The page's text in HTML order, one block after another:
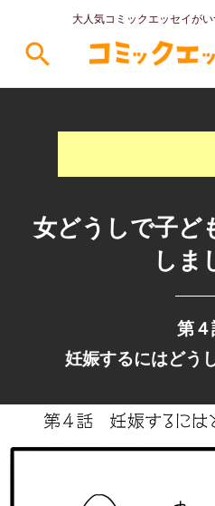
大人気コミックエッセイが
search
女どうしで子ど
しま
第４
妊娠するにはどう